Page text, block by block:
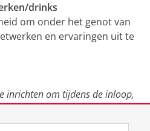
drinks
om onder het genot van
en ervaringen uit te
inrichten om tijdens de inloop,
te presenteren of
relevant onderwerp? Neem